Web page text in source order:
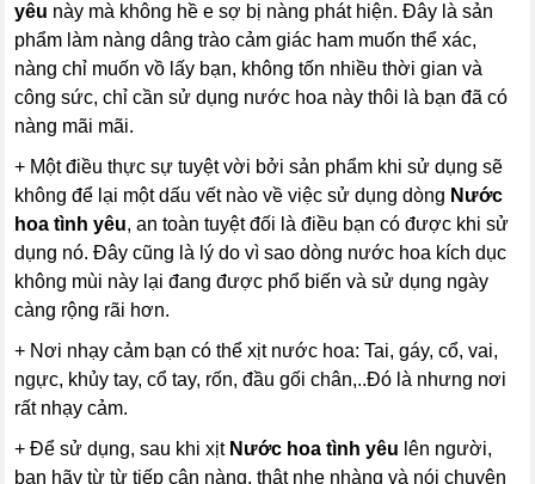
yêu này mà không hề e sợ bị nàng phát hiện. Đây là sản
phẩm làm nàng dâng trào cảm giác ham muốn thể xác,
nàng chỉ muốn vồ lấy bạn, không tốn nhiều thời gian và
công sức, chỉ cần sử dụng nước hoa này thôi là bạn đã có
nàng mãi mãi.
+ Một điều thực sự tuyệt vời bởi sản phẩm khi sử dụng sẽ
không để lại một dấu vết nào về việc sử dụng dòng Nước
hoa tình yêu, an toàn tuyệt đối là điều bạn có được khi sử
dụng nó. Đây cũng là lý do vì sao dòng nước hoa kích dục
không mùi này lại đang được phổ biến và sử dụng ngày
càng rộng rãi hơn.
+ Nơi nhạy cảm bạn có thể xịt nước hoa: Tai, gáy, cổ, vai,
ngực, khủy tay, cổ tay, rốn, đầu gối chân,..Đó là nhưng nơi
rất nhạy cảm.
+ Để sử dụng, sau khi xịt Nước hoa tình yêu lên người,
bạn hãy từ từ tiếp cận nàng, thật nhẹ nhàng và nói chuyện